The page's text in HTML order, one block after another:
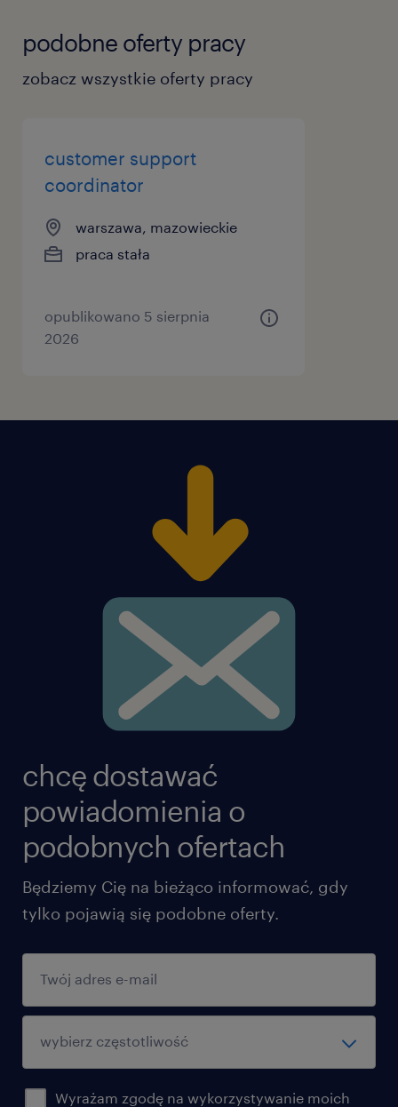
podobne oferty pracy
zobacz wszystkie oferty pracy
customer support
coordinator
warszawa, mazowieckie
praca stała
opublikowano 5 sierpnia
2026
chcę dostawać
powiadomienia o
podobnych ofertach
Będziemy Cię na bieżąco informować, gdy
tylko pojawią się podobne oferty.
Wyrażam zgodę na wykorzystywanie moich